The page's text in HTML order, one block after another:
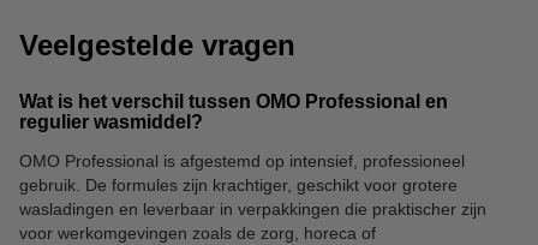
Veelgestelde vragen
Wat is het verschil tussen OMO Professional en
regulier wasmiddel?
OMO Professional is afgestemd op intensief, professioneel
gebruik. De formules zijn krachtiger, geschikt voor grotere
wasladingen en leverbaar in verpakkingen die praktischer zijn
voor werkomgevingen zoals de zorg, horeca of